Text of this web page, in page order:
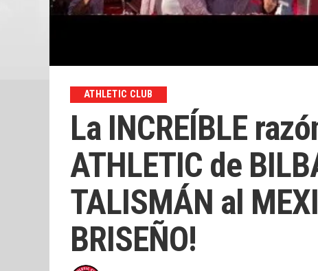
ATHLETIC CLUB
La INCREÍBLE
ATHLETIC de
TALISMÁN al
BRISEÑO!